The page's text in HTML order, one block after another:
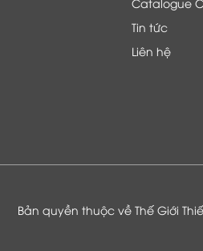
Catalogue
Tin tức
Liên hệ
Là khách
Bản quyền thuộc về Thế Giới